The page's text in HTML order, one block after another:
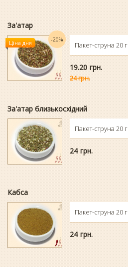
За'атар
Ціна дня -20%
Пакет-струна 20 г
19.20 гpн.
24 грн.
За'атар близькосхідний
Пакет-струна 20 г
24 гpн.
Кабса
Пакет-струна 20 г
24 гpн.